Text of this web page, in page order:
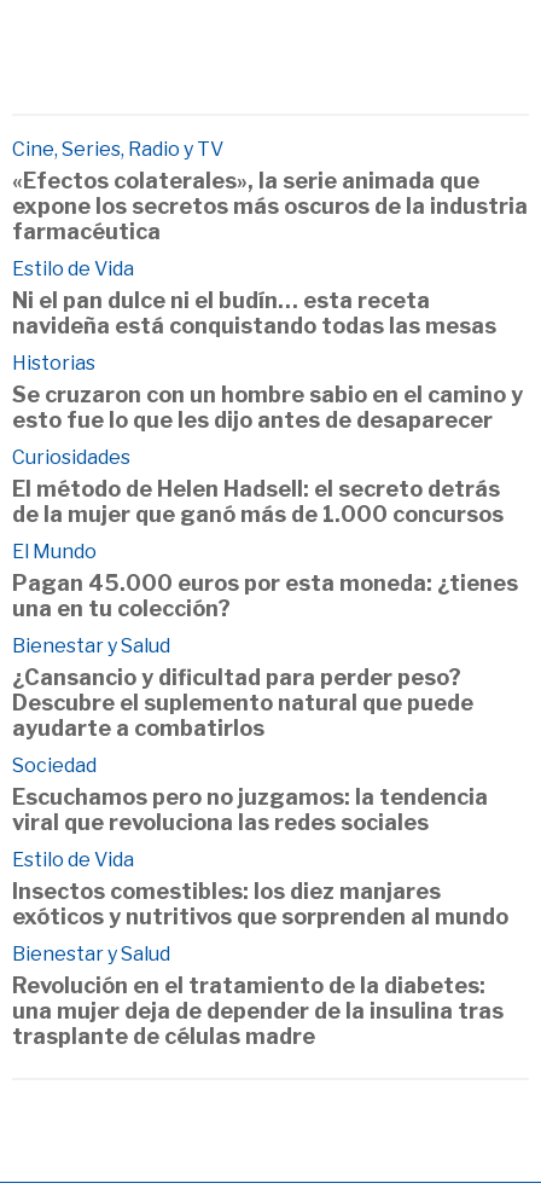
Cine, Series, Radio y TV
«Efectos colaterales», la serie animada que
expone los secretos más oscuros de la industria
farmacéutica
Estilo de Vida
Ni el pan dulce ni el budín… esta receta
navideña está conquistando todas las mesas
Historias
Se cruzaron con un hombre sabio en el camino y
esto fue lo que les dijo antes de desaparecer
Curiosidades
El método de Helen Hadsell: el secreto detrás
de la mujer que ganó más de 1.000 concursos
El Mundo
Pagan 45.000 euros por esta moneda: ¿tienes
una en tu colección?
Bienestar y Salud
¿Cansancio y dificultad para perder peso?
Descubre el suplemento natural que puede
ayudarte a combatirlos
Sociedad
Escuchamos pero no juzgamos: la tendencia
viral que revoluciona las redes sociales
Estilo de Vida
Insectos comestibles: los diez manjares
exóticos y nutritivos que sorprenden al mundo
Bienestar y Salud
Revolución en el tratamiento de la diabetes:
una mujer deja de depender de la insulina tras
trasplante de células madre